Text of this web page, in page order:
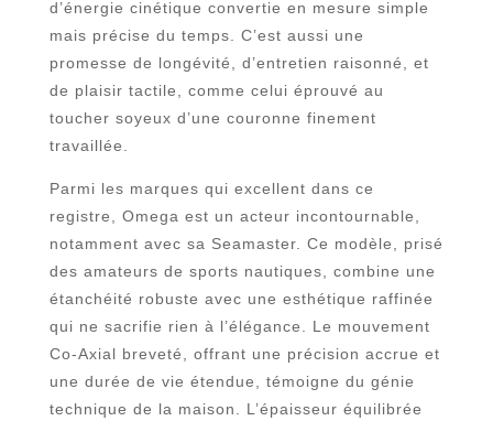
d’énergie cinétique convertie en mesure simple
mais précise du temps. C’est aussi une
promesse de longévité, d’entretien raisonné, et
de plaisir tactile, comme celui éprouvé au
toucher soyeux d’une couronne finement
travaillée.
Parmi les marques qui excellent dans ce
registre, Omega est un acteur incontournable,
notamment avec sa Seamaster. Ce modèle, prisé
des amateurs de sports nautiques, combine une
étanchéité robuste avec une esthétique raffinée
qui ne sacrifie rien à l’élégance. Le mouvement
Co-Axial breveté, offrant une précision accrue et
une durée de vie étendue, témoigne du génie
technique de la maison. L’épaisseur équilibrée